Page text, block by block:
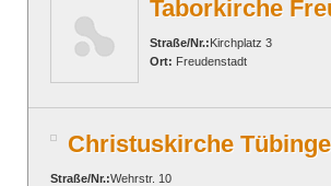
Taborkirche
Straße/Nr.:Kirchplatz 3
Ort: Freudenstadt
Christuskirche
Straße/Nr.:Wehrstr. 10